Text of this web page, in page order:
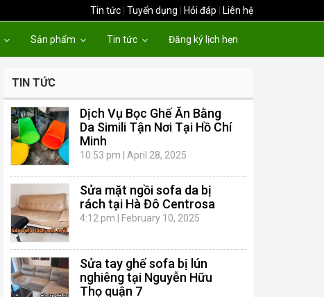
Tin tức Tuyển dụng Hỏi đáp Liên hệ
Sản phẩm Tin tức Đăng ký lịch hẹn
TIN TỨC
Dịch Vụ Bọc Ghế Ăn Bằng
Da Simili Tận Nơi Tại Hồ Chí
Minh
10:53 pm April 28, 2025
Sửa mặt ngồi sofa da bị
rách tại Hà Đô Centrosa
4:12 pm February 10, 2025
Sửa tay ghế sofa bị lún
nghiêng tại Nguyễn Hữu
Thọ quận 7